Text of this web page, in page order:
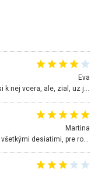
Eva
Hojdacka v Krpelanoch uz nie je, vysli sme si k nej vcera, ale, zial, uz je znicena. Ak sem planujete cestu len kvoli hojdacke, mozete si ju usetrit. Krasny vyhlad je tu vsak aj bez hojdacky :-)
Martina
Nádherné miesto ktoré odporúčam navštíviť všetkými desiatimi, pre rodiny s deťmi, dôchodcom... Proste a jednoducho ozaj rozprávkový les.. určite ešte prídeme. Odniesli sme si na pamiatku krásne tričká,